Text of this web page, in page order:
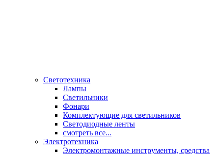
Светотехника
Лампы
Светильники
Фонари
Комплектующие для светильников
Светодиодные ленты
смотреть все...
Электротехника
Электромонтажные инструменты, средства